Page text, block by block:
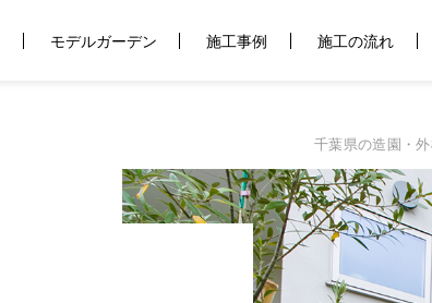
モデルガーデン 施工事例 施工の流れ
千葉県の造園・